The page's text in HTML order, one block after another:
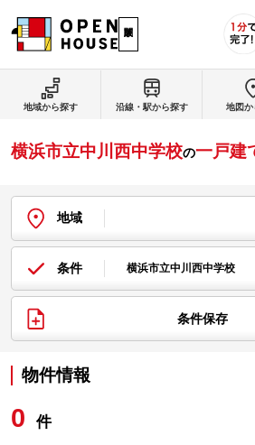
横浜市立中川西中学校の一戸建
地域
条件 横浜市立中川西中学校
条件保存
物件情報
0 件
地域から探す 沿線・駅から探す 地図